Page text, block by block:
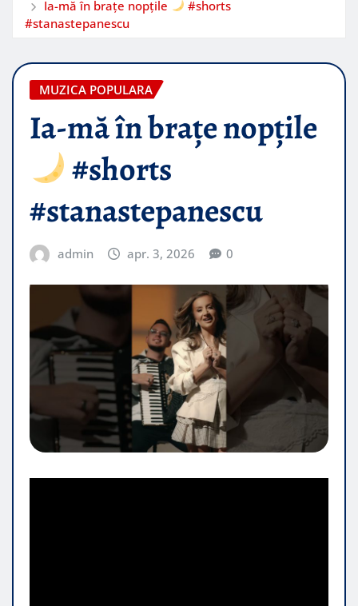
Ia-mă în brațe nopțile
#shorts
#stanastepanescu
MUZICA POPULARA
Ia-mă în brațe nopțile
#shorts
#stanastepanescu
admin apr. 3, 2026 0